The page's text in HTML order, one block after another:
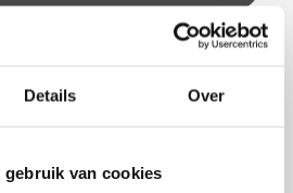
Details Over
gebruik van cookies
en
leveren verliep vlot en